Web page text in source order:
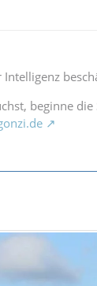
beginne die